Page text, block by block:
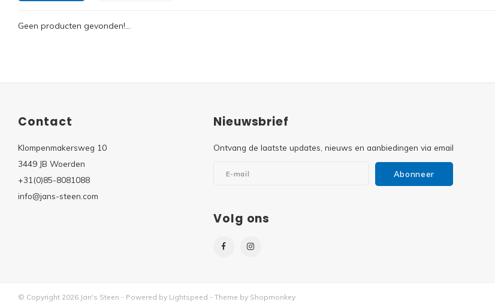
Geen producten gevonden!...
Contact
Klompenmakersweg 10
3449 JB Woerden
+31(0)85-8081088
info@jans-steen.com
Nieuwsbrief
Ontvang de laatste updates, nieuws en aanbiedingen via email
Abonneer
Volg ons
© Copyright 2026 Jan's Steen - Powered by Lightspeed - Theme by Shopmonkey